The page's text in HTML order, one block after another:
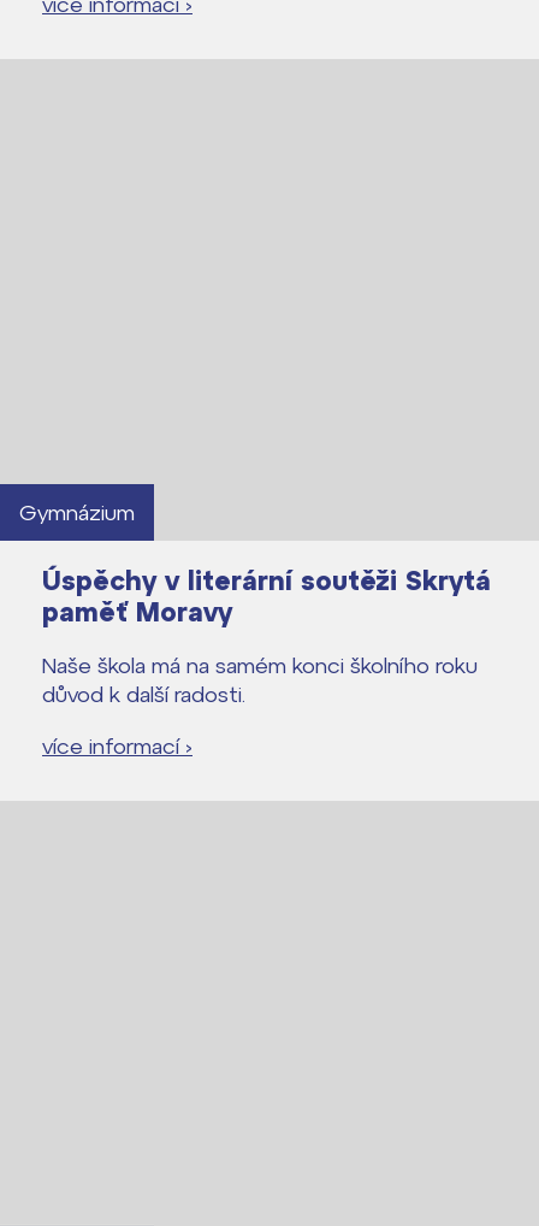
Gymnázium
Úspěchy v literární soutěži Skrytá
paměť Moravy
Naše škola má na samém konci školního roku
důvod k další radosti.
více informací ›